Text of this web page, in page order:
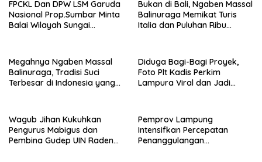
FPCKL Dan DPW LSM Garuda
Nasional Prop.Sumbar Minta
Balai Wilayah Sungai
Bukan di Bali, Ngaben Massal
Balinuraga Memikat Turis
Italia dan Puluhan Ribu
Megahnya Ngaben Massal
Balinuraga, Tradisi Suci
Terbesar di Indonesia yang
Diduga Bagi-Bagi Proyek,
Foto Plt Kadis Perkim
Lampura Viral dan Jadi
Wagub Jihan Kukuhkan
Pengurus Mabigus dan
Pembina Gudep UIN Raden
Pemprov Lampung
Intensifkan Percepatan
Penanggulangan